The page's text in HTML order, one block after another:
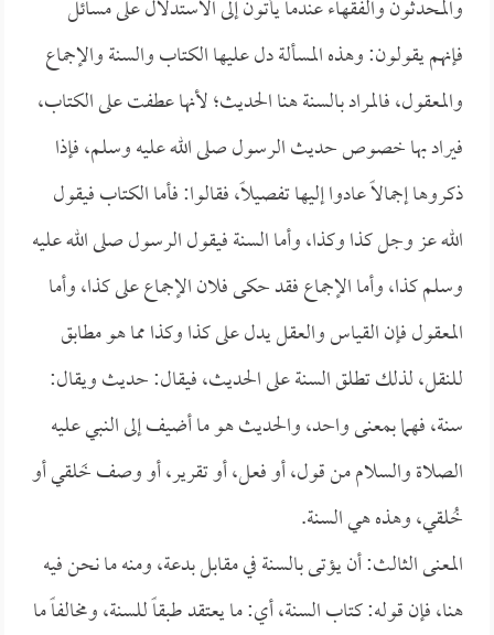
والمحدثون والفقهاء عندما يأتون إلى الاستدلال على مسائل
فإنهم يقولون: وهذه المسألة دل عليها الكتاب والسنة والإجماع
والمعقول، فالمراد بالسنة هنا الحديث؛ لأنها عطفت على الكتاب،
فيراد بها خصوص حديث الرسول صلى الله عليه وسلم، فإذا
ذكروها إجمالاً عادوا إليها تفصيلاً، فقالوا: فأما الكتاب فيقول
الله عز وجل كذا وكذا، وأما السنة فيقول الرسول صلى الله عليه
وسلم كذا، وأما الإجماع فقد حكى فلان الإجماع على كذا، وأما
المعقول فإن القياس والعقل يدل على كذا وكذا مما هو مطابق
للنقل، لذلك تطلق السنة على الحديث، فيقال: حديث ويقال:
سنة، فهما بمعنى واحد، والحديث هو ما أضيف إلى النبي عليه
الصلاة والسلام من قول، أو فعل، أو تقرير، أو وصف خَلقي أو
خُلقي، وهذه هي السنة.
المعنى الثالث: أن يؤتى بالسنة في مقابل بدعة، ومنه ما نحن فيه
هنا، فإن قوله: كتاب السنة، أي: ما يعتقد طبقاً للسنة، ومخالفاً ما